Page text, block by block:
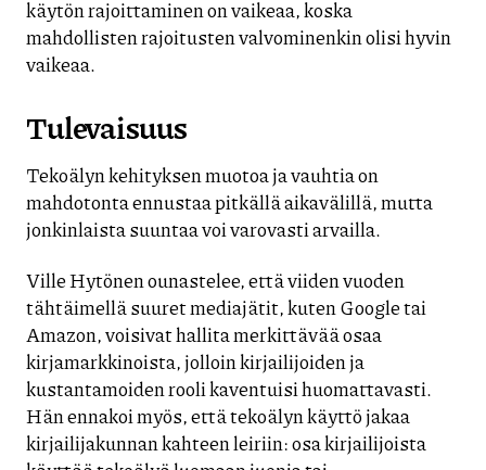
käytön rajoittaminen on vaikeaa, koska
mahdollisten rajoitusten valvominenkin olisi hyvin
vaikeaa.
Tulevaisuus
Tekoälyn kehityksen muotoa ja vauhtia on
mahdotonta ennustaa pitkällä aikavälillä, mutta
jonkinlaista suuntaa voi varovasti arvailla.
Ville Hytönen ounastelee, että viiden vuoden
tähtäimellä suuret mediajätit, kuten Google tai
Amazon, voisivat hallita merkittävää osaa
kirjamarkkinoista, jolloin kirjailijoiden ja
kustantamoiden rooli kaventuisi huomattavasti.
Hän ennakoi myös, että tekoälyn käyttö jakaa
kirjailijakunnan kahteen leiriin: osa kirjailijoista